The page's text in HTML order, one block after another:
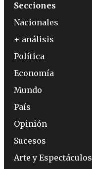
Secciones
Nacionales
+ análisis
Política
Economía
Mundo
País
Opinión
Sucesos
Arte y Espectáculos